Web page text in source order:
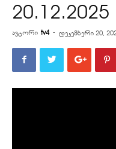
20.12.2025
ავტორი tv4 - დეკემბერი 20,